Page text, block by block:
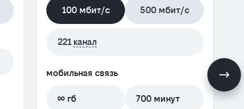
100 мбит/с 500 мбит/с
221 канал
мобильная связь
∞ гб 700 минут